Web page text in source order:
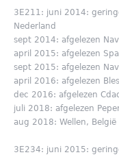
3E211: juni 2014:
Nederland
sept 2014: afgelezen
april 2015: afgelezen
sept 2015: afgelezen
april 2016: afgelezen
dec 2016: afgelezen
juli 2018: afgelezen
aug 2018: Wellen, België
3E234: juni 2015: